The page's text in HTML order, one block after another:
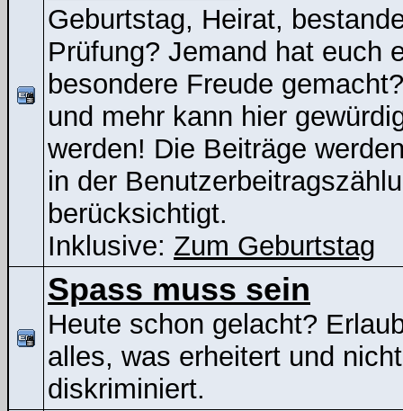
Geburtstag, Heirat,
Prüfung? Jemand hat euch
besondere Freude
und mehr kann hier
werden! Die Beiträge
in der
berücksichtigt.
Inklusive: Zum Geburtstag
Spass muss sein
Heute schon gelacht?
alles, was erheitert und nicht
diskriminiert.